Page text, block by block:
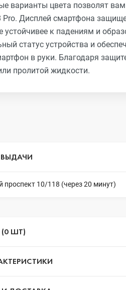
варианты цвета позволят
Pro. Дисплей смартфона
устойчивее к падениям и
статус устройства и
в руки. Благодаря
пролитой жидкости.
проспект 10/118 (через 20 минут)
ШТ)